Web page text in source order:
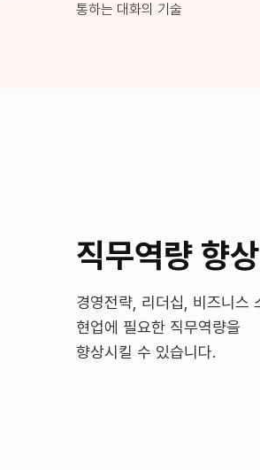
통하는 대화의 기술
직무역량 향상
경영전략, 리더십, 비즈니스
현업에 필요한 직무역량을
향상시킬 수 있습니다.